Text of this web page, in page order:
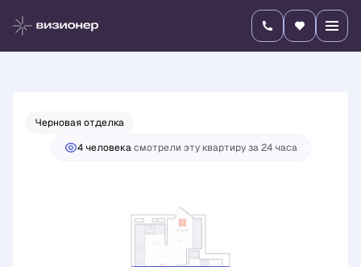
1-комнатная Цена по запросу
Черновая отделка
4 человекaсмотрели эту квартиру за 24 часа